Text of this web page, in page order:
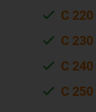
C 220
C 230
C 240
C 250